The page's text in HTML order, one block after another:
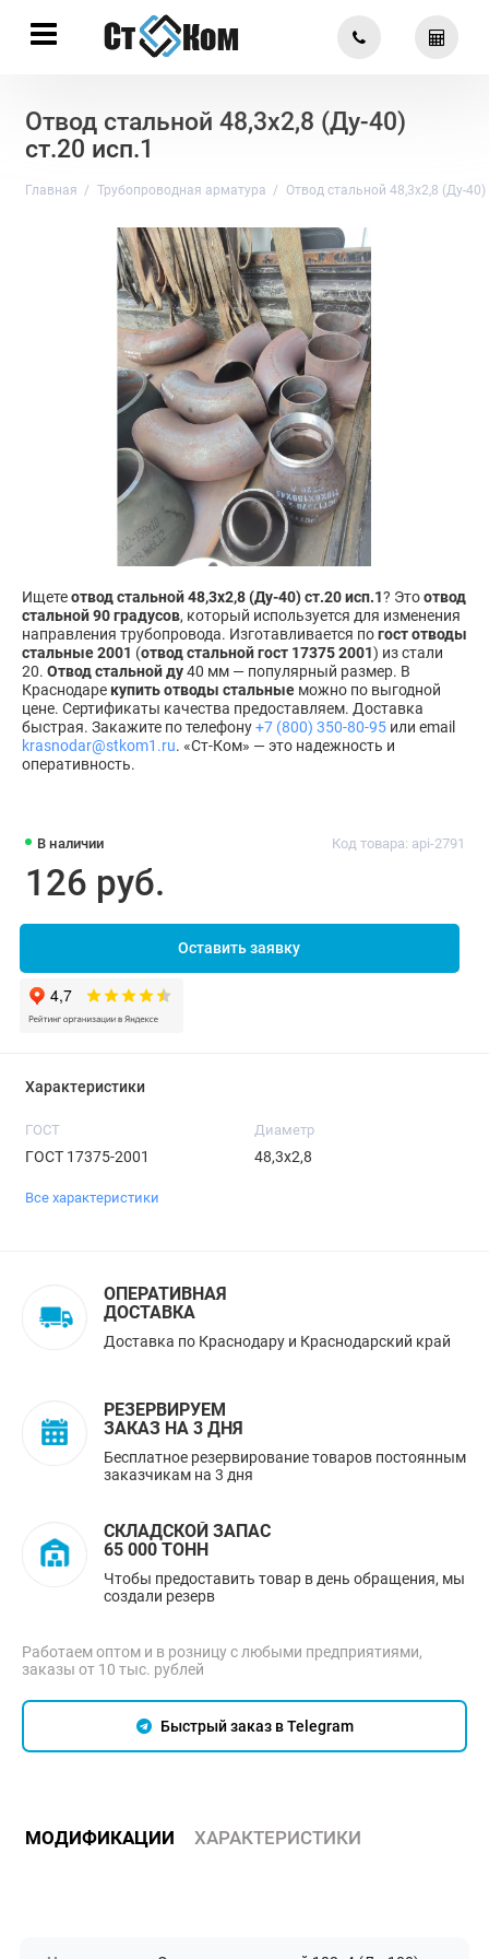
Отвод стальной 48,3х2,8 (Ду-40)
ст.20 исп.1
Главная Трубопроводная арматура Отвод стальной 48,3х2,8 (Ду-40)
В наличии Код товара: api-2791
126 руб.
Оставить заявку
Ищетеотвод стальной 48,3х2,8 (Ду-40) ст.20 исп.1? Этоотвод
стальной 90 градусов, который используется для изменения
направления трубопровода. Изготавливается погост отводы
стальные 2001 (отвод стальной гост 17375 2001) из стали
20. Отвод стальной ду40 мм — популярный размер. В
Краснодаре купить отводы стальные можно по выгодной
цене. Сертификаты качества предоставляем. Доставка
быстрая. Закажите по телефону+7 (800) 350-80-95 или email
krasnodar@stkom1.ru. «Ст-Ком» — это надежность и
оперативность.
Характеристики
ГОСТ
ГОСТ 17375-2001
Диаметр
48,3х2,8
Все характеристики
ОПЕРАТИВНАЯ
ДОСТАВКА
Доставка по Краснодару и Краснодарский край
РЕЗЕРВИРУЕМ
ЗАКАЗ НА 3 ДНЯ
Бесплатное резервирование товаров постоянным
заказчикам на 3 дня
СКЛАДСКОЙ ЗАПАС
65 000 ТОНН
Чтобы предоставить товар в день обращения, мы
создали резерв
Работаем оптом и в розницу с любыми предприятиями,
заказы от 10 тыс. рублей
Быстрый заказ в Telegram
МОДИФИКАЦИИ ХАРАКТЕРИСТИКИ